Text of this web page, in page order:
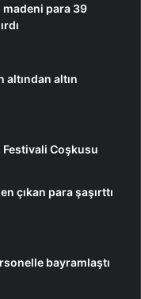
madeni para 39
altından altın
Festivali Coşkusu
çıkan para şaşırttı
bayramlaştı